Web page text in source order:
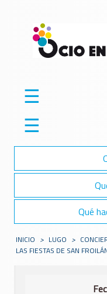
☰
☰
Qué
INICIO > LUGO >
LAS FIESTAS DE SAN